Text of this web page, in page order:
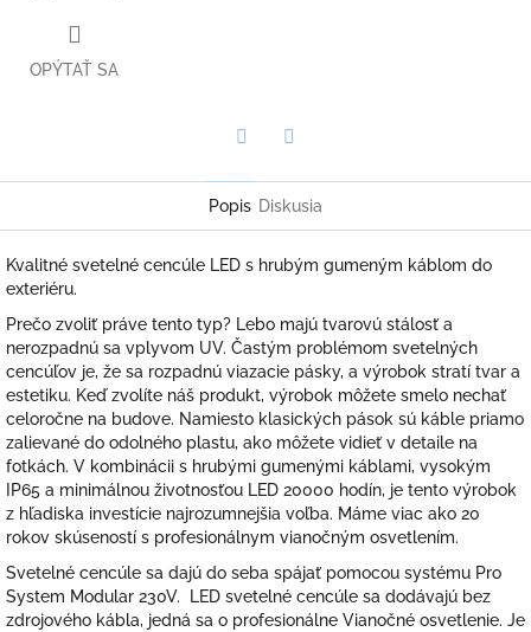
OPÝTAŤ SA
Popis Diskusia
Kvalitné svetelné cencúle LED s hrubým gumeným káblom do
exteriéru.
Prečo zvoliť práve tento typ? Lebo majú tvarovú stálosť a
nerozpadnú sa vplyvom UV. Častým problémom svetelných
cencúľov je, že sa rozpadnú viazacie pásky, a výrobok stratí tvar a
estetiku. Keď zvolíte náš produkt, výrobok môžete smelo nechať
celoročne na budove. Namiesto klasických pások sú káble priamo
zalievané do odolného plastu, ako môžete vidieť v detaile na
fotkách. V kombinácii s hrubými gumenými káblami, vysokým
IP65 a minimálnou životnosťou LED 20000 hodín, je tento výrobok
z hľadiska investície najrozumnejšia voľba. Máme viac ako 20
rokov skúseností s profesionálnym vianočným osvetlením.
Svetelné cencúle sa dajú do seba spájať pomocou systému Pro
System Modular 230V. LED svetelné cencúle sa dodávajú bez
zdrojového kábla, jedná sa o profesionálne Vianočné osvetlenie. Je